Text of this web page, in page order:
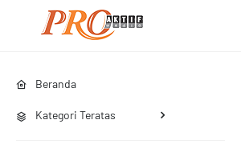
Beranda
Kategori Teratas